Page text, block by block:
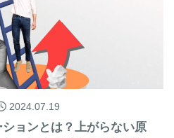
2024.07.19
ョンとは？上がらない原